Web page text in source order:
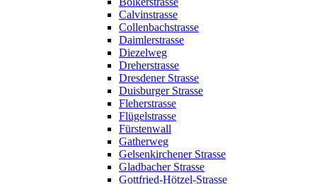
Calvinstrasse
Collenbachstrasse
Daimlerstrasse
Diezelweg
Dreherstrasse
Dresdener Strasse
Duisburger Strasse
Fleherstrasse
Flügelstrasse
Fürstenwall
Gatherweg
Gelsenkirchener Strasse
Gladbacher Strasse
Gottfried-Hötzel-Strasse